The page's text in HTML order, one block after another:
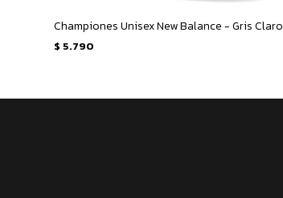
Championes Unisex New Balance - Gris Claro
$ 5.790